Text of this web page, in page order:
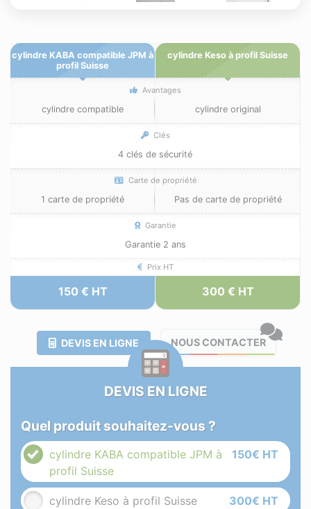
cylindre KABA compatible JPM à
profil Suisse
cylindre Keso à profil Suisse
Avantages
cylindre compatible cylindre original
Clés
4 clés de sécurité
Carte de propriété
1 carte de propriété Pas de carte de propriété
Garantie
Garantie 2 ans
Prix HT
150 € HT 300 € HT
DEVIS EN LIGNE NOUS CONTACTER
DEVIS EN LIGNE
Quel produit souhaitez-vous ?
cylindre KABA compatible JPM à
profil Suisse
150€ HT
cylindre Keso à profil Suisse 300€ HT